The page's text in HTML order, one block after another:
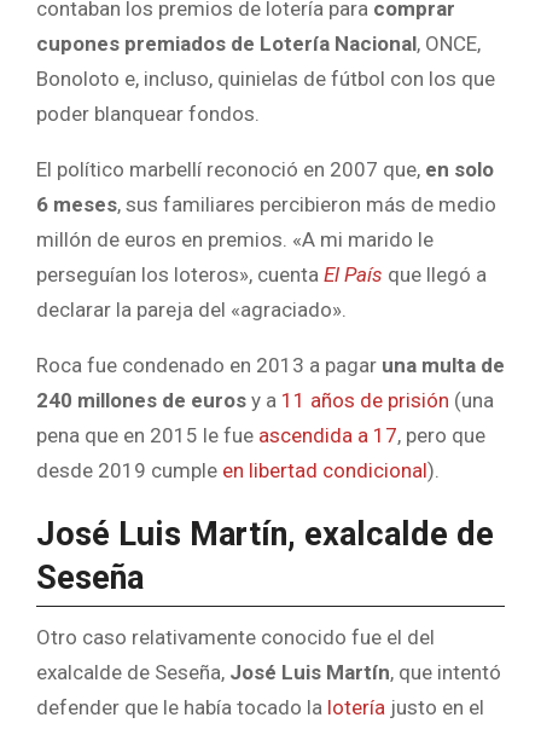
contaban los premios de lotería para comprar
cupones premiados de Lotería Nacional, ONCE,
Bonoloto e, incluso, quinielas de fútbol con los que
poder blanquear fondos.
El político marbellí reconoció en 2007 que, en solo
6 meses, sus familiares percibieron más de medio
millón de euros en premios. «A mi marido le
perseguían los loteros», cuenta El País que llegó a
declarar la pareja del «agraciado».
Roca fue condenado en 2013 a pagar una multa de
240 millones de euros y a 11 años de prisión (una
pena que en 2015 le fue ascendida a 17, pero que
desde 2019 cumple en libertad condicional).
José Luis Martín, exalcalde de
Seseña
Otro caso relativamente conocido fue el del
exalcalde de Seseña, José Luis Martín, que intentó
defender que le había tocado la lotería justo en el